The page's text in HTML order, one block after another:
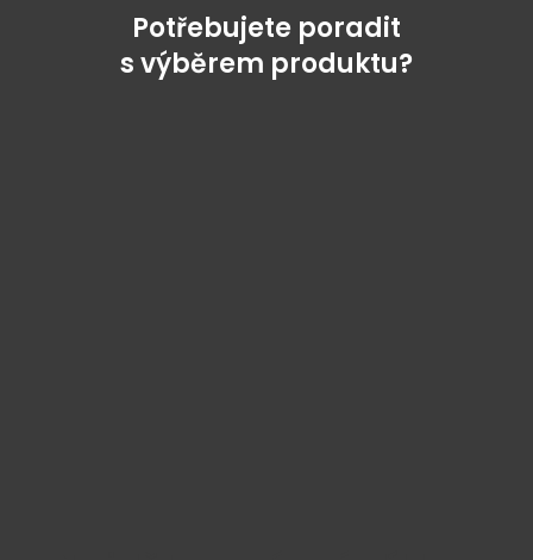
Potřebujete poradit
s výběrem produktu?